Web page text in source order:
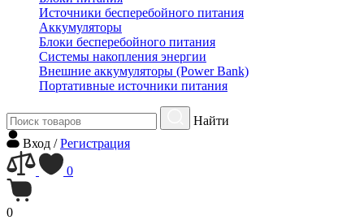
Источники бесперебойного питания
Аккумуляторы
Блоки бесперебойного питания
Системы накопления энергии
Внешние аккумуляторы (Power Bank)
Портативные источники питания
Найти
Вход /Регистрация
0
0